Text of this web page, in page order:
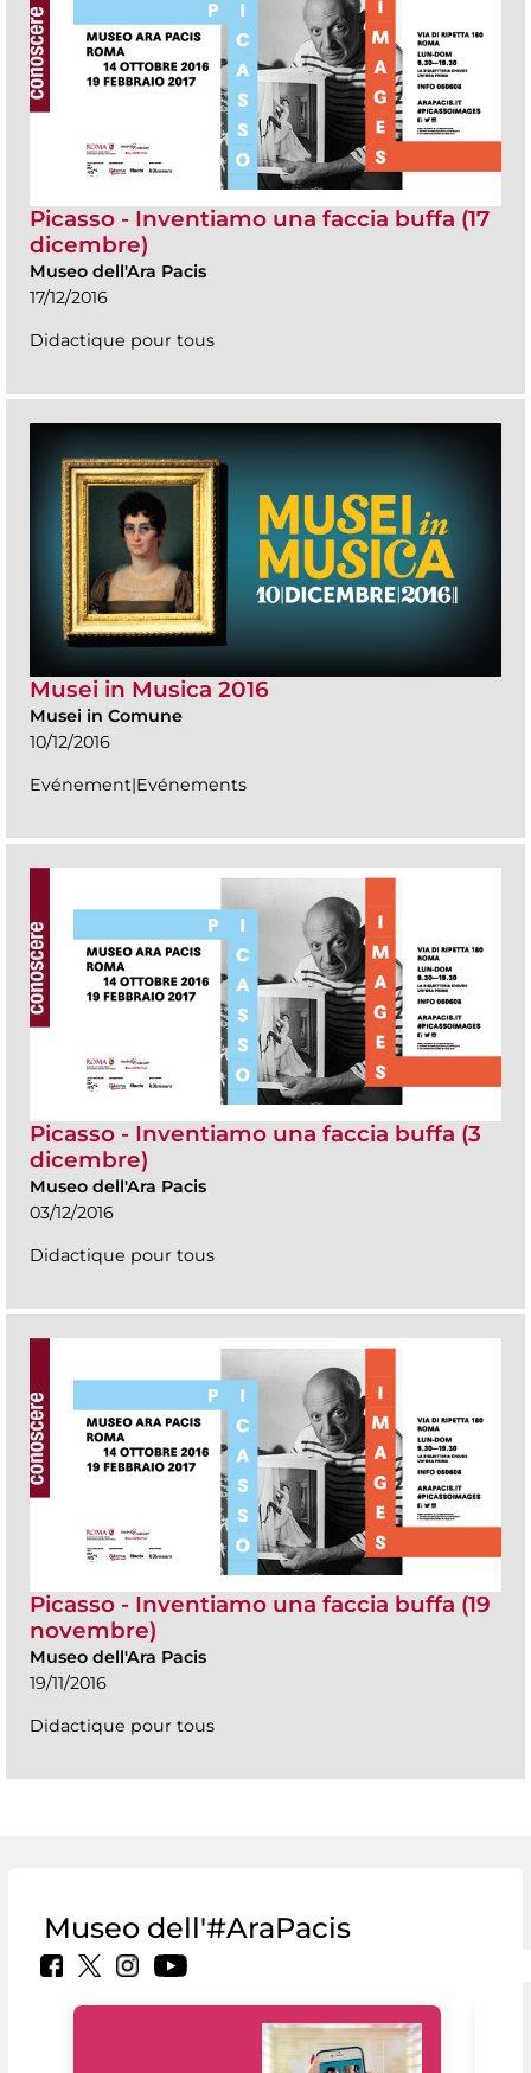
Picasso - Inventiamo una faccia buffa (17
dicembre)
Museo dell'Ara Pacis
17/12/2016
Didactique pour tous
Musei in Musica 2016
Musei in Comune
10/12/2016
Evénement|Evénements
Picasso - Inventiamo una faccia buffa (3
dicembre)
Museo dell'Ara Pacis
03/12/2016
Didactique pour tous
Picasso - Inventiamo una faccia buffa (19
novembre)
Museo dell'Ara Pacis
19/11/2016
Didactique pour tous
Museo dell'#AraPacis